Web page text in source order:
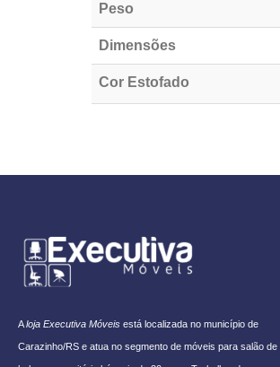
Peso
Dimensões
Cor Estofado
Aloja Executiva Móveis está localizada no município de
Carazinho/RS e atua no segmento de móveis para salão de